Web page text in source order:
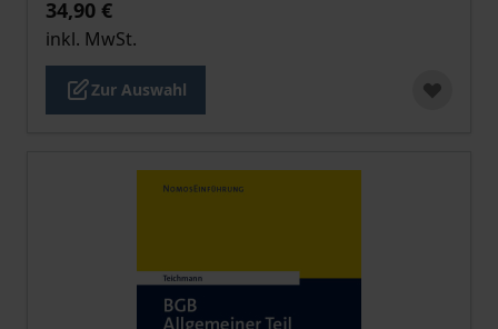
34,90 €
inkl. MwSt.
Zur Auswahl